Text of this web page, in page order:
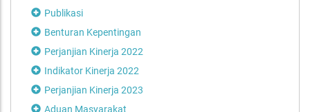
Publikasi
Benturan Kepentingan
Perjanjian Kinerja 2022
Indikator Kinerja 2022
Perjanjian Kinerja 2023
Aduan Masyarakat